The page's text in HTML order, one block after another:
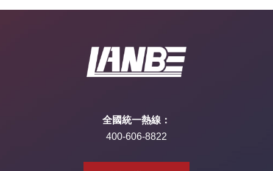
全國統一熱線：
400-606-8822